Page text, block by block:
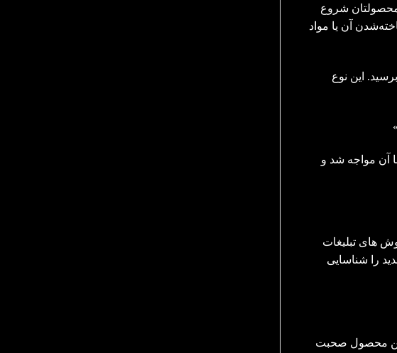
محصولتان شروع
آن یا مواد
این نوع
آن مواجه شد و
های تبلیغات
را شناسایی
این محصول صحبت